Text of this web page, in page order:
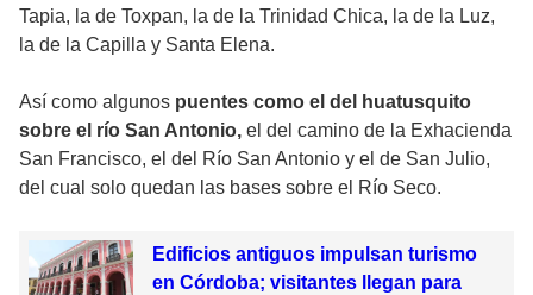
Tapia, la de Toxpan, la de la Trinidad Chica, la de la Luz,
la de la Capilla y Santa Elena.
Así como algunos puentes como el del huatusquito
sobre el río San Antonio, el del camino de la Exhacienda
San Francisco, el del Río San Antonio y el de San Julio,
del cual solo quedan las bases sobre el Río Seco.
Edificios antiguos impulsan turismo
en Córdoba; visitantes llegan para